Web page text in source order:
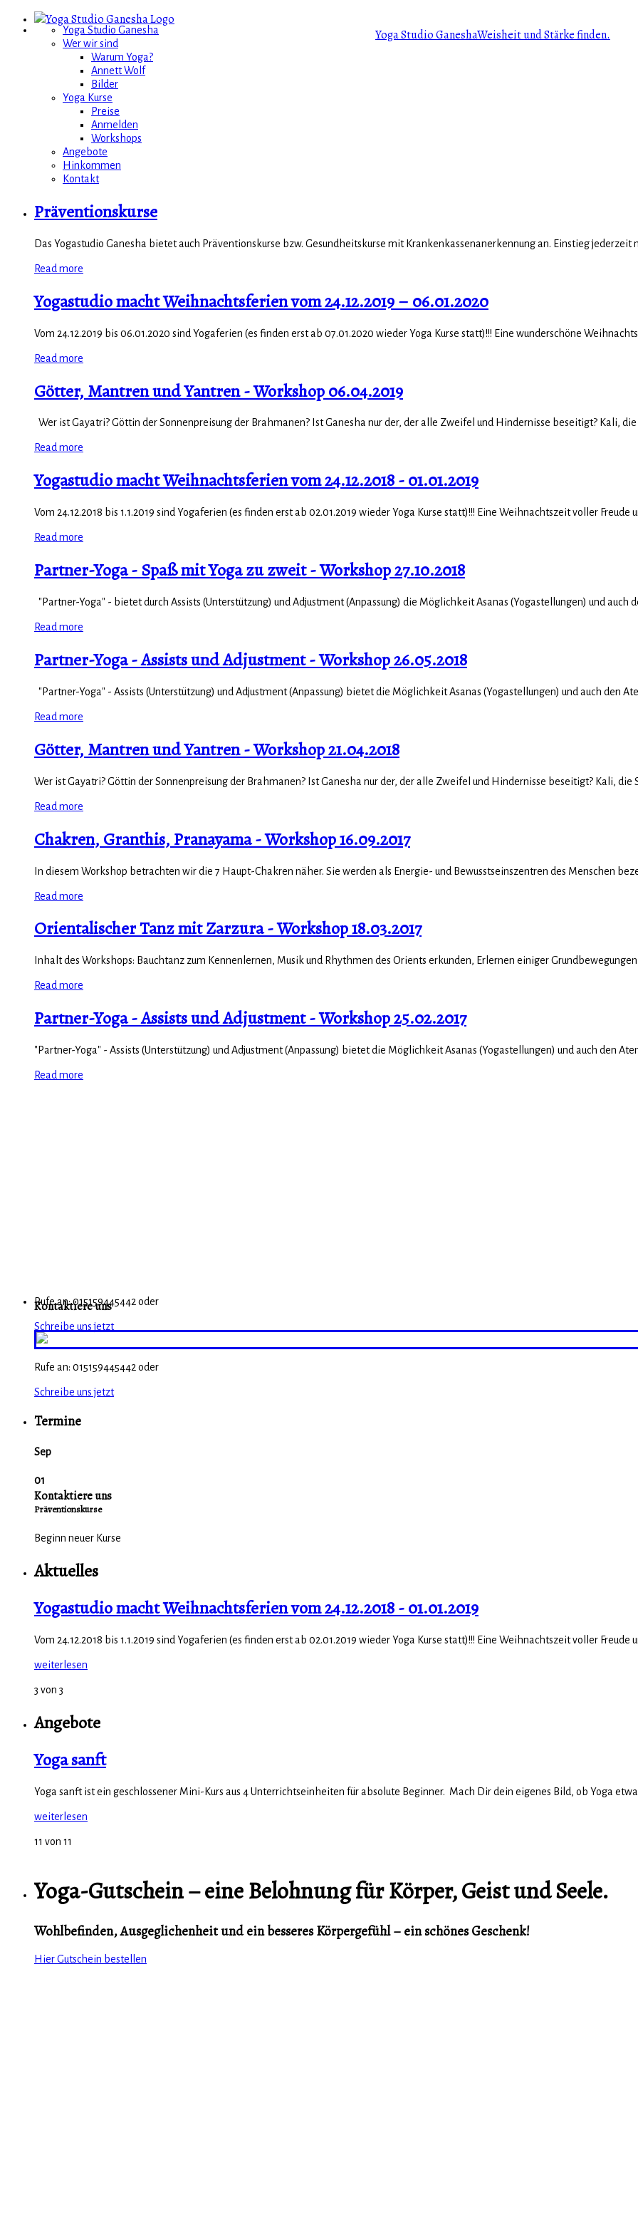
Yoga Studio GaneshaWeisheit und Stärke finden.
Yoga Studio Ganesha
Wer wir sind
Warum Yoga?
Annett Wolf
Bilder
Yoga Kurse
Preise
Anmelden
Workshops
Angebote
Hinkommen
Kontakt
Präventionskurse
Das Yogastudio Ganesha bietet auch Präventionskurse bzw. Gesundheitskurse mit Krankenkassenanerkennung an. Einstieg jederzeit
Read more
Yogastudio macht Weihnachtsferien vom 24.12.2019 – 06.01.2020
Vom 24.12.2019 bis 06.01.2020 sind Yogaferien (es finden erst ab 07.01.2020 wieder Yoga Kurse statt)!!! Eine wunderschöne
Read more
Götter, Mantren und Yantren - Workshop 06.04.2019
Wer ist Gayatri? Göttin der Sonnenpreisung der Brahmanen? Ist Ganesha nur der, der alle Zweifel und Hindernisse beseitigt? Kali, die
Read more
Yogastudio macht Weihnachtsferien vom 24.12.2018 - 01.01.2019
Vom 24.12.2018 bis 1.1.2019 sind Yogaferien (es finden erst ab 02.01.2019 wieder Yoga Kurse statt)!!! Eine Weihnachtszeit voller Freude
Read more
Partner-Yoga - Spaß mit Yoga zu zweit - Workshop 27.10.2018
"Partner-Yoga" - bietet durch Assists (Unterstützung) und Adjustment (Anpassung) die Möglichkeit Asanas (Yogastellungen) und auch
Read more
Partner-Yoga - Assists und Adjustment - Workshop 26.05.2018
"Partner-Yoga" - Assists (Unterstützung) und Adjustment (Anpassung) bietet die Möglichkeit Asanas (Yogastellungen) und auch den
Read more
Götter, Mantren und Yantren - Workshop 21.04.2018
Wer ist Gayatri? Göttin der Sonnenpreisung der Brahmanen? Ist Ganesha nur der, der alle Zweifel und Hindernisse beseitigt? Kali, die
Read more
Chakren, Granthis, Pranayama - Workshop 16.09.2017
In diesem Workshop betrachten wir die 7 Haupt-Chakren näher. Sie werden als Energie- und Bewusstseinszentren des Menschen
Read more
Orientalischer Tanz mit Zarzura - Workshop 18.03.2017
Inhalt des Workshops: Bauchtanz zum Kennenlernen, Musik und Rhythmen des Orients erkunden, Erlernen einiger
Read more
Partner-Yoga - Assists und Adjustment - Workshop 25.02.2017
"Partner-Yoga" - Assists (Unterstützung) und Adjustment (Anpassung) bietet die Möglichkeit Asanas (Yogastellungen) und auch den
Read more
Rufe an: 015159445442 oder
Schreibe uns jetzt
Kontaktiere uns
Kontaktiere uns
Rufe an: 015159445442 oder
Schreibe uns jetzt
Termine
Sep
01
Präventionskurse
Beginn neuer Kurse
Aktuelles
Yogastudio macht Weihnachtsferien vom 24.12.2018 - 01.01.2019
Vom 24.12.2018 bis 1.1.2019 sind Yogaferien (es finden erst ab 02.01.2019 wieder Yoga Kurse statt)!!! Eine Weihnachtszeit voller Freude
weiterlesen
3 von 3
Angebote
Yoga sanft
Yoga sanft ist ein geschlossener Mini-Kurs aus 4 Unterrichtseinheiten für absolute Beginner. Mach Dir dein eigenes Bild, ob Yoga
weiterlesen
11 von 11
Yoga-Gutschein – eine Belohnung für Körper, Geist und Seele.
Wohlbefinden, Ausgeglichenheit und ein besseres Körpergefühl – ein schönes Geschenk!
Hier Gutschein bestellen